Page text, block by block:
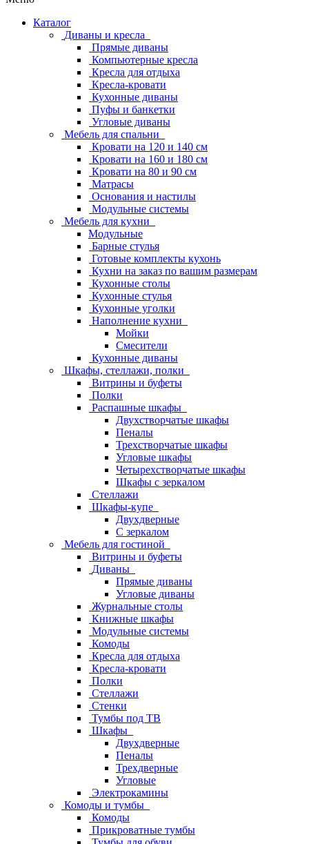
Каталог
Диваны и кресла
Прямые диваны
Компьютерные кресла
Кресла для отдыха
Кресла-кровати
Кухонные диваны
Пуфы и банкетки
Угловые диваны
Мебель для спальни
Кровати на 120 и 140 см
Кровати на 160 и 180 см
Кровати на 80 и 90 см
Матрасы
Основания и настилы
Модульные системы
Мебель для кухни
Модульные
Барные стулья
Готовые комплекты кухонь
Кухни на заказ по вашим размерам
Кухонные столы
Кухонные стулья
Кухонные уголки
Наполнение кухни
Мойки
Смесители
Кухонные диваны
Шкафы, стеллажи, полки
Витрины и буфеты
Полки
Распашные шкафы
Двухстворчатые шкафы
Пеналы
Трехстворчатые шкафы
Угловые шкафы
Четырехстворчатые шкафы
Шкафы с зеркалом
Стеллажи
Шкафы-купе
Двухдверные
С зеркалом
Мебель для гостиной
Витрины и буфеты
Диваны
Прямые диваны
Угловые диваны
Журнальные столы
Книжные шкафы
Модульные системы
Комоды
Кресла для отдыха
Кресла-кровати
Полки
Стеллажи
Стенки
Тумбы под ТВ
Шкафы
Двухдверные
Пеналы
Трехдверные
Угловые
Электрокамины
Комоды и тумбы
Комоды
Прикроватные тумбы